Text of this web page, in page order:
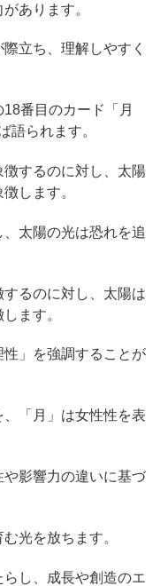
あります。
立ち、理解しやすく
番目のカード「月
語られます。
するのに対し、太陽
します。
太陽の光は恐れを追
るのに対し、太陽は
ます。
」を強調することが
「月」は女性性を表
影響力の違いに基づ
光を放ちます。
し、成長や創造のエ